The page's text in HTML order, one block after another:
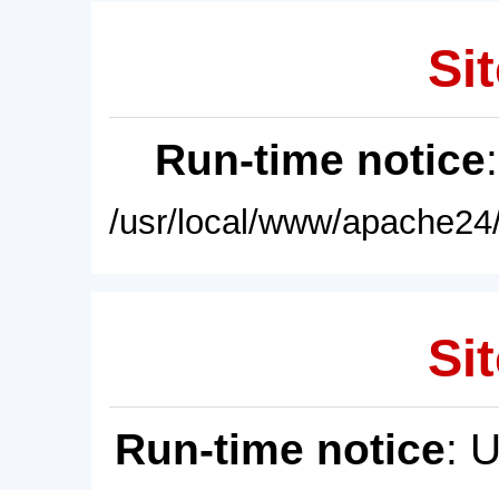
Run-time notice
/usr/local/www/
Run-time notice: